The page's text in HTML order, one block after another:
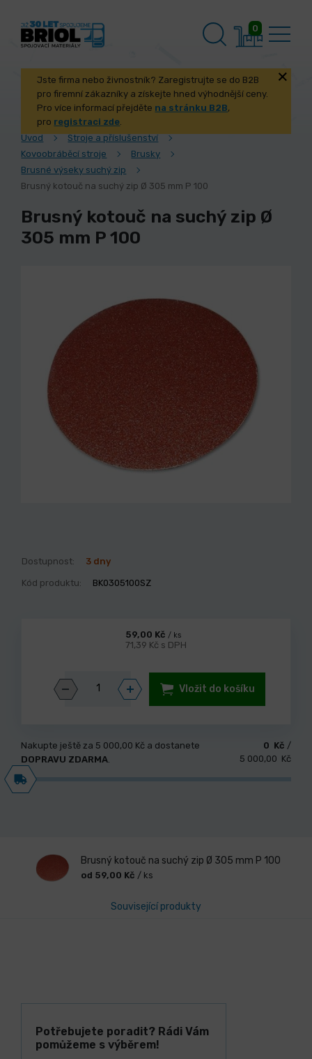
0
Jste firma nebo živnostník? Zaregistrujte se do B2B
pro firemní zákazníky a získejte hned výhodnější ceny.
Pro více informací přejděte na stránku B2B,
pro registraci zde.
Úvod
Stroje a příslušenství
Kovoobráběcí stroje
Brusky
Brusné výseky suchý zip
Brusný kotouč na suchý zip Ø 305 mm P 100
Brusný kotouč na suchý zip Ø
305 mm P 100
Dostupnost: 3 dny
Kód produktu: BK0305100SZ
59,00 Kč / ks
71,39 Kč s DPH
Vložit do košíku
Nakupte ještě za 5 000,00 Kč a dostanete
DOPRAVU ZDARMA.
0 Kč /
5 000,00 Kč
Brusný kotouč na suchý zip Ø 305 mm P 100
od 59,00 Kč / ks
Související produkty
Potřebujete poradit? Rádi Vám
pomůžeme s výběrem!